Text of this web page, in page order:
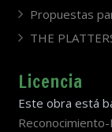
Propuestas
THE
Licencia
Este obra está